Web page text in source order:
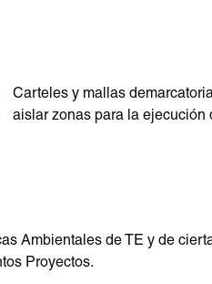
Carteles y mallas
aislar zonas para la ejecución
Ambientales de TE y de
Proyectos.